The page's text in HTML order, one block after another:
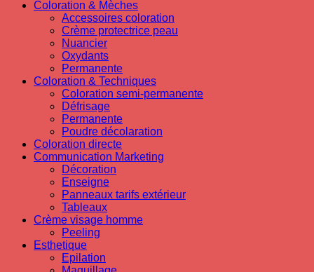
Coloration & Mèches
Accessoires coloration
Crème protectrice peau
Nuancier
Oxydants
Permanente
Coloration & Techniques
Coloration semi-permanente
Défrisage
Permanente
Poudre décolaration
Coloration directe
Communication Marketing
Décoration
Enseigne
Panneaux tarifs extérieur
Tableaux
Crème visage homme
Peeling
Esthetique
Epilation